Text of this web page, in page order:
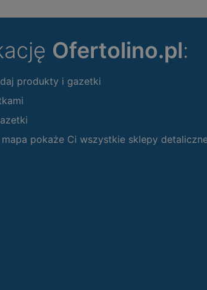
Ofertolino.pl:
produkty i gazetki
pokaże Ci wszystkie sklepy